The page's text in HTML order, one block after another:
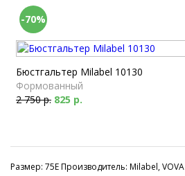
-70%
Бюстгальтер Milabel 10130
Формованный
2 750 р. 825 р.
Размер: 75E Производитель: Milabel, VOVA